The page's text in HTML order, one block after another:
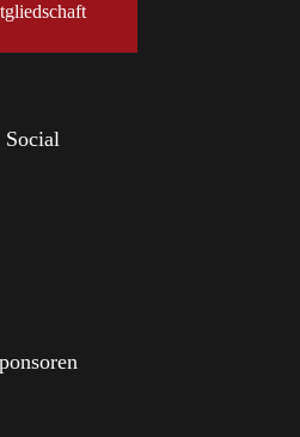
Social